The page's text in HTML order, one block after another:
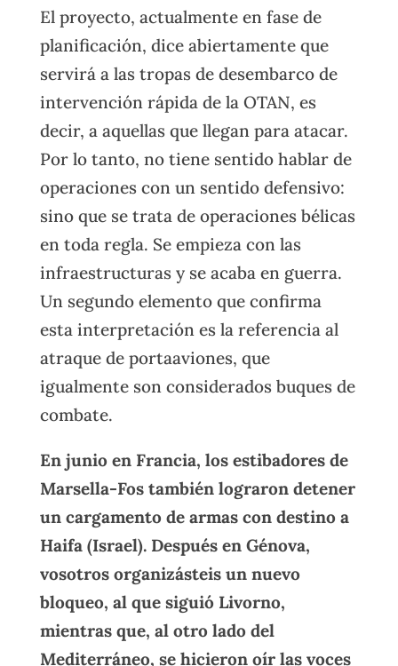
El proyecto, actualmente en fase de
planificación, dice abiertamente que
servirá a las tropas de desembarco de
intervención rápida de la OTAN, es
decir, a aquellas que llegan para atacar.
Por lo tanto, no tiene sentido hablar de
operaciones con un sentido defensivo:
sino que se trata de operaciones bélicas
en toda regla. Se empieza con las
infraestructuras y se acaba en guerra.
Un segundo elemento que confirma
esta interpretación es la referencia al
atraque de portaaviones, que
igualmente son considerados buques de
combate.
En junio en Francia, los estibadores de
Marsella-Fos también lograron detener
un cargamento de armas con destino a
Haifa (Israel). Después en Génova,
vosotros organizásteis un nuevo
bloqueo, al que siguió Livorno,
mientras que, al otro lado del
Mediterráneo, se hicieron oír las voces